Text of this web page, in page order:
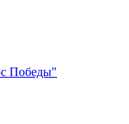
Победы"